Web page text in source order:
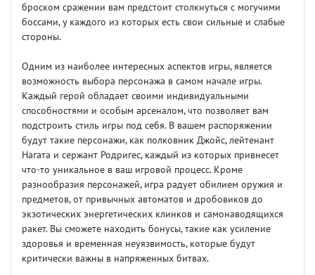
броском сражении вам предстоит столкнуться с могучими
боссами, у каждого из которых есть свои сильные и слабые
стороны.
Одним из наиболее интересных аспектов игры, является
возможность выбора персонажа в самом начале игры.
Каждый герой обладает своими индивидуальными
способностями и особым арсеналом, что позволяет вам
подстроить стиль игры под себя. В вашем распоряжении
будут такие персонажи, как полковник Джойс, лейтенант
Нагата и сержант Родригес, каждый из которых привнесет
что-то уникальное в ваш игровой процесс. Кроме
разнообразия персонажей, игра радует обилием оружия и
предметов, от привычных автоматов и дробовиков до
экзотических энергетических клинков и самонаводящихся
ракет. Вы сможете находить бонусы, такие как усиление
здоровья и временная неуязвимость, которые будут
критически важны в напряженных битвах.